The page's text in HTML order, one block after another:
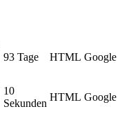
93 Tage HTML Google
10
Sekunden
HTML Google